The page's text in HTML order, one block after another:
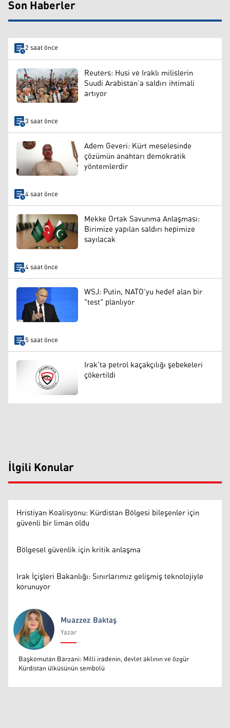
Son Haberler
2 saat önce
Reuters: Husi ve Iraklı milislerin
Suudi Arabistan’a saldırı ihtimali
artıyor
3 saat önce
Adem Geveri: Kürt meselesinde
çözümün anahtarı demokratik
yöntemlerdir
4 saat önce
Mekke Ortak Savunma Anlaşması:
Birimize yapılan saldırı hepimize
sayılacak
4 saat önce
WSJ: Putin, NATO'yu hedef alan bir
"test" planlıyor
5 saat önce
Irak'ta petrol kaçakçılığı şebekeleri
çökertildi
İlgili Konular
Hristiyan Koalisyonu: Kürdistan Bölgesi bileşenler için
güvenli bir liman oldu
Bölgesel güvenlik için kritik anlaşma
Irak İçişleri Bakanlığı: Sınırlarımız gelişmiş teknolojiyle
korunuyor
Muazzez Baktaş
Muazzez Baktaş
Yazar
Başkomutan Barzani: Milli iradenin, devlet aklının ve özgür
Kürdistan ülküsünün sembolü